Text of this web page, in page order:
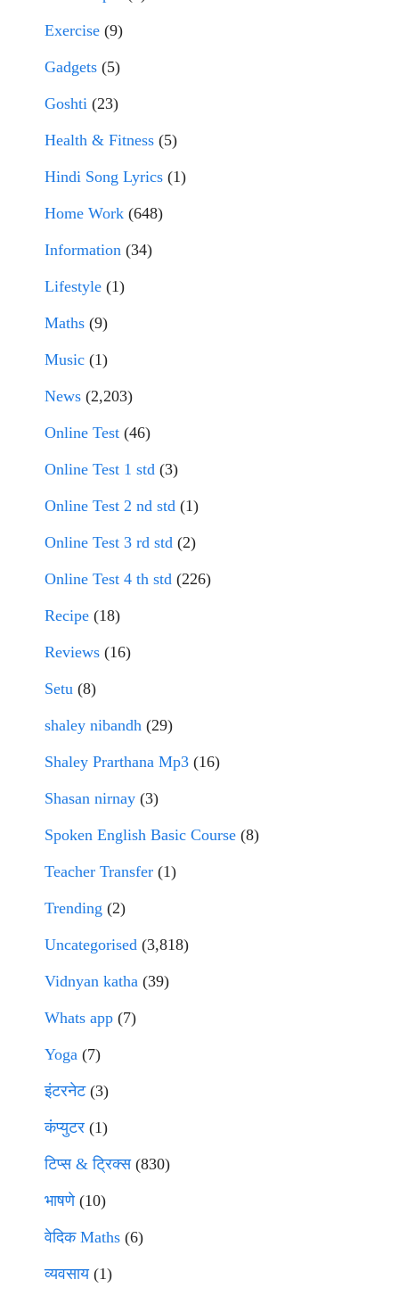
Exercise (9)
Gadgets (5)
Goshti (23)
Health & Fitness (5)
Hindi Song Lyrics (1)
Home Work (648)
Information (34)
Lifestyle (1)
Maths (9)
Music (1)
News (2,203)
Online Test (46)
Online Test 1 std (3)
Online Test 2 nd std (1)
Online Test 3 rd std (2)
Online Test 4 th std (226)
Recipe (18)
Reviews (16)
Setu (8)
shaley nibandh (29)
Shaley Prarthana Mp3 (16)
Shasan nirnay (3)
Spoken English Basic Course (8)
Teacher Transfer (1)
Trending (2)
Uncategorised (3,818)
Vidnyan katha (39)
Whats app (7)
Yoga (7)
इंटरनेट(3)
कंप्युटर (1)
टिप्स & ट्रिक्स(830)
भाषणे(10)
वेदिक Maths (6)
व्यवसाय(1)